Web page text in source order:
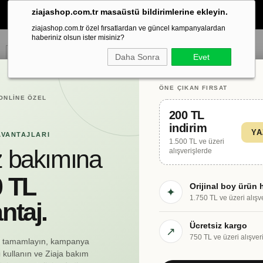
ziajashop.com.tr masaüstü bildirimlerine ekleyin.
ziajashop.com.tr özel fırsatlardan ve güncel kampanyalardan
haberiniz olsun ister misiniz?
Daha Sonra Evet
1750 TL ve Üzeri Alışverişlerinize SürprizOrijinal Ürün Hediye!
☀️
ÖZEL
TL
tamamlayın, kampanya
ve Ziaja bakım
ÖNE ÇIKAN FIRSAT
200 TL
indirim
1.500 TL ve üzeri
alışverişlerde
✦ Orijinal boy ürün
1.750 TL ve üzeri
↗ Ücretsiz kargo
750 TL ve üzeri